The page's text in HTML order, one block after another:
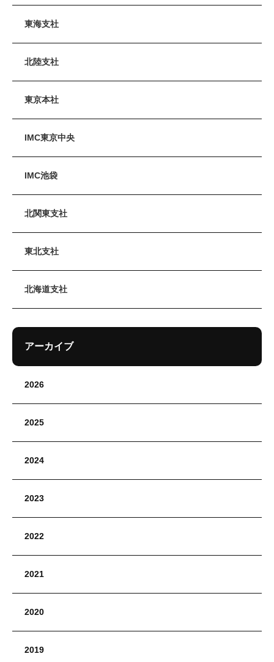
東海支社
北陸支社
東京本社
IMC東京中央
IMC池袋
北関東支社
東北支社
北海道支社
アーカイブ
2026
2025
2024
2023
2022
2021
2020
2019